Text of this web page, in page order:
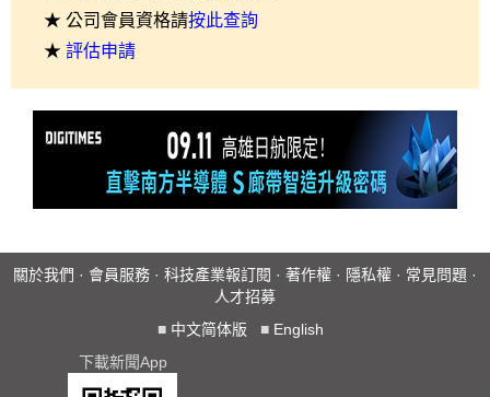
★ 公司會員資格請按此查詢
★ 評估申請
關於我們 · 會員服務 · 科技產業報訂閱 · 著作權 · 隱私權 · 常見問題 ·
人才招募
■ 中文简体版 ■ English
下載新聞App